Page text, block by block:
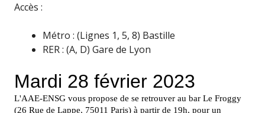
Accès :
Métro : (Lignes 1, 5, 8) Bastille
RER : (A, D) Gare de Lyon